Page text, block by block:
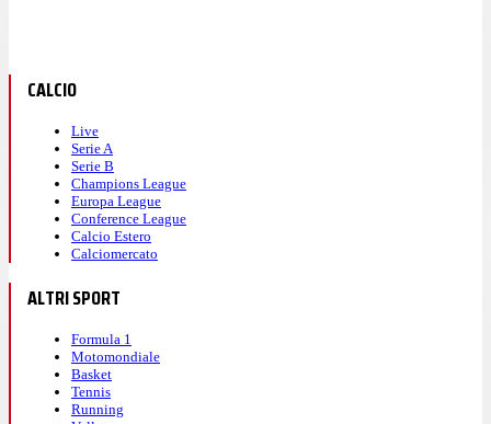
CALCIO
Live
Serie A
Serie B
Champions League
Europa League
Conference League
Calcio Estero
Calciomercato
ALTRI SPORT
Formula 1
Motomondiale
Basket
Tennis
Running